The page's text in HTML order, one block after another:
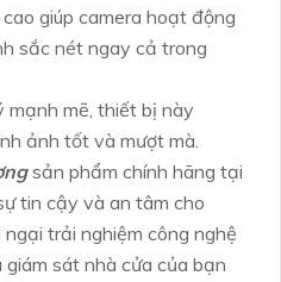
giúp camera hoạt động
sắc nét ngay cả trong
mạnh mẽ, thiết bị này
ảnh tốt và mượt mà.
sản phẩm chính hãng tại
tin cậy và an tâm cho
trải nghiệm công nghệ
sát nhà cửa của bạn